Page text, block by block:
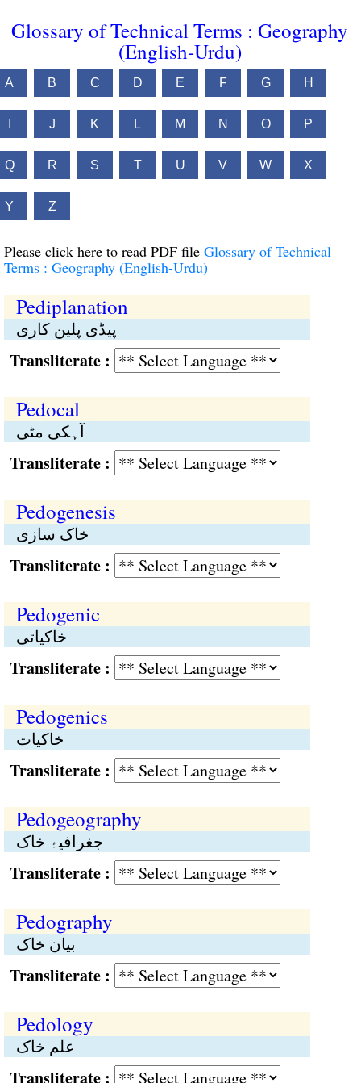
Glossary of Technical Terms : Geography
(English-Urdu)
A B C D E F G H
J K L M N O P
Q R S T U V W X
Y Z
Please click here to read PDF file Glossary of Technical
Terms : Geography (English-Urdu)
Pediplanation
پیڈی پلین کاری
:
Pedocal
آہکی مٹی
:
Pedogenesis
خاک سازی
:
Pedogenic
خاکیاتی
:
Pedogenics
خاکیات
:
Pedogeography
جغرافیۂ خاک
:
Pedography
بیان خاک
:
Pedology
علم خاک
: